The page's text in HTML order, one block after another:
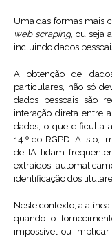
Uma das formas mais
web scraping, ou seja
incluindo dados
A obtenção de
particulares, não só
dados pessoais são
interação direta entre
dados, o que dificulta
14.º do RGPD. A isto,
de IA lidam
extraídos
identificação dos
Neste contexto, a alínea
quando o
impossível ou